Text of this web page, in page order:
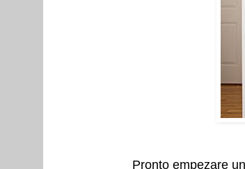
Pronto empezare